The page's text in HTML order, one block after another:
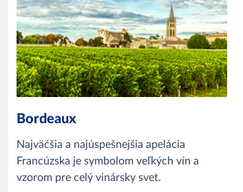
Bordeaux
Najväčšia a najúspešnejšia apelácia
Francúzska je symbolom veľkých vín a
vzorom pre celý vinársky svet.